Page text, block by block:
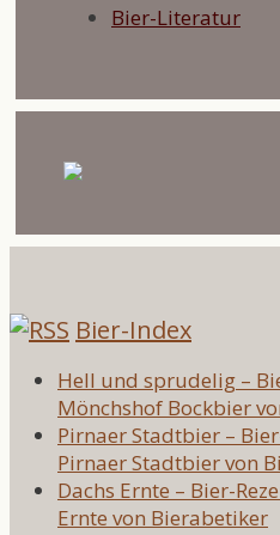
Bier-Literatur
Bier-Index
Hell und sprudelig –
Mönchshof Bockbier
Pirnaer Stadtbier –
Pirnaer Stadtbier von
Dachs Ernte – Bier-
Ernte von Bierabetiker